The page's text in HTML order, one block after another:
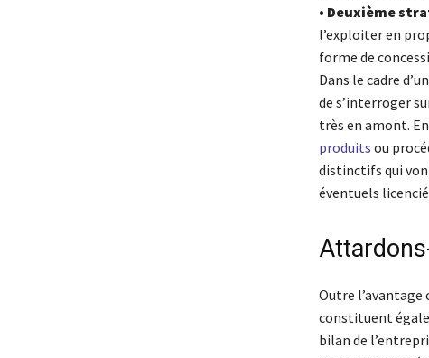
• Deuxième
l’exploiter en
forme de
Dans le cadre
de s’interroger
très en amont.
produits ou
distinctifs qui
éventuels
Outre
constituent
bilan de